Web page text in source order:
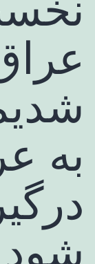
به
شود